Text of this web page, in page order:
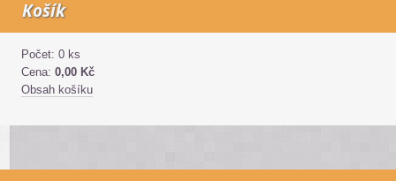
Košík
Počet: 0 ks
Cena: 0,00 Kč
Obsah košíku